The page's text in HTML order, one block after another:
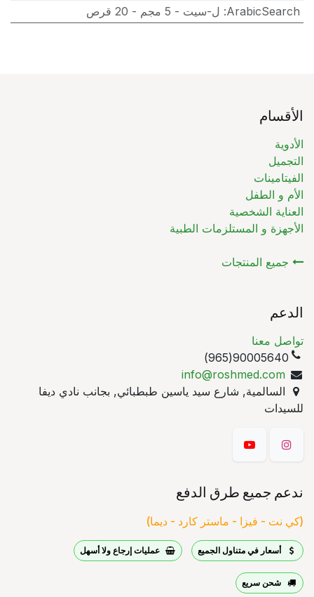
ArabicSearch
: ل-سيت - 5 مجم - 20 قرص
الأقسام
الأدوية
التجميل
الفيتامينات
الأم و الطفل
العناية الشخصية
الأجهزة و المستلزمات الطبية
جميع المنتجات
الدعم
تواصل معنا
90005640(965)
info@roshmed.com
السالمية, شارع سيد ياسين طبطبائي, بجانب نادي ديفا
للسيدات
ندعم جميع طرق الدفع
(كي نت - فيزا - ماستر كارد - ديما)
أسعار في متناول الجميع عمليات إرجاع ولا أسهل
شحن سريع